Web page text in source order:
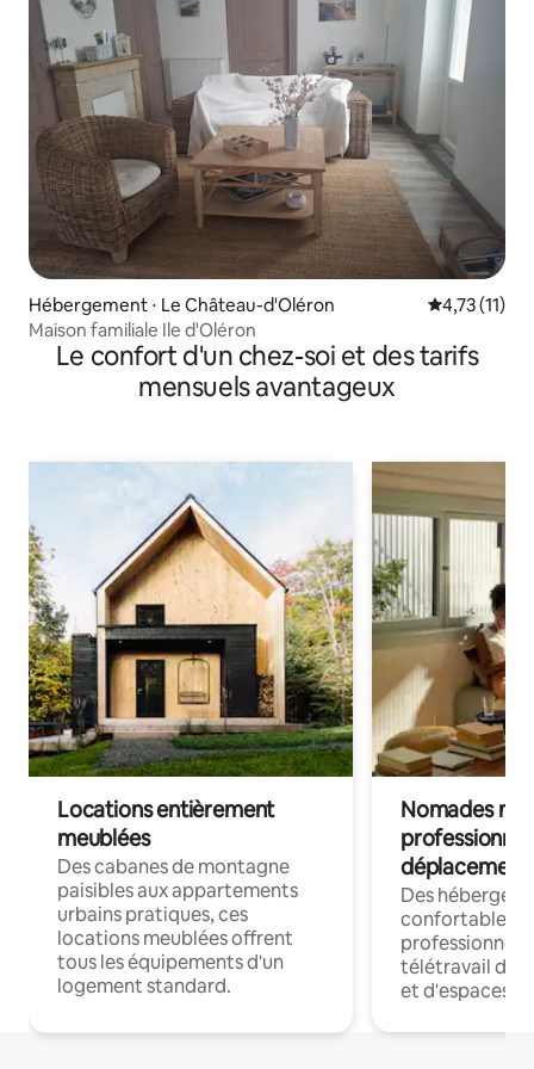
Hébergement ⋅ Le Château-d'Oléron Évaluation
4,73 (11)
Maison familiale Ile d'Oléron
Le confort d'un chez-soi et des tarifs
mensuels avantageux
Locations entièrement
meublées
Des cabanes de montagne
paisibles aux appartements
urbains pratiques, ces
locations meublées offrent
tous les équipements d'un
logement standard.
Nomades
déplacement
Des
confortables
professionnels
télétravail
et d'espaces